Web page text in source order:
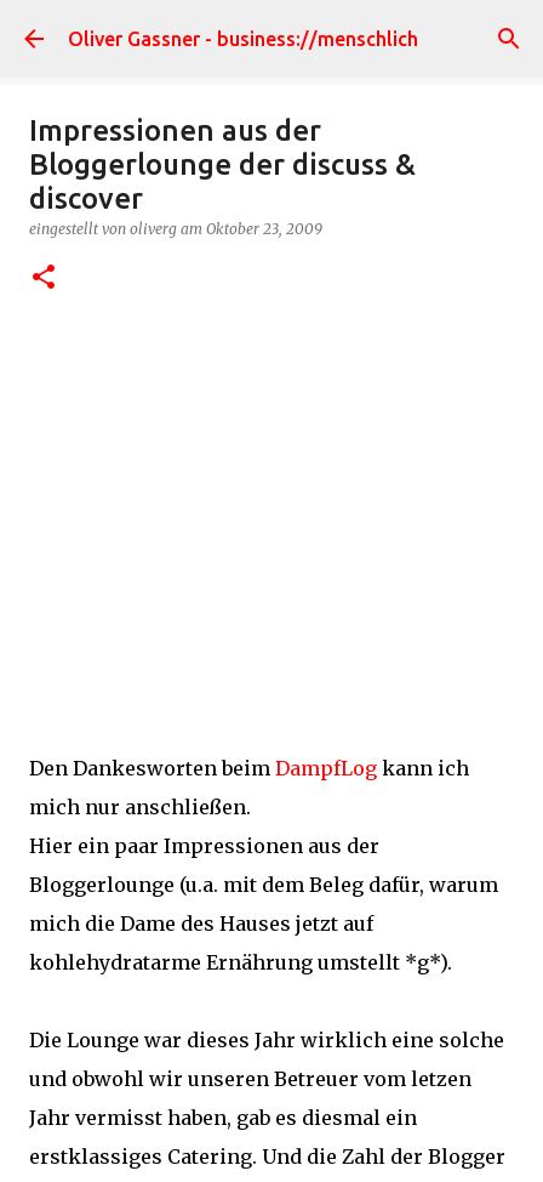
Direkt zum Hauptbereich
Oliver Gassner - business://menschlich
Impressionen aus der
Bloggerlounge der discuss &
discover
eingestellt von oliverg am Oktober 23, 2009
Den Dankesworten beim DampfLog kann ich
mich nur anschließen.
Hier ein paar Impressionen aus der
Bloggerlounge (u.a. mit dem Beleg dafür, warum
mich die Dame des Hauses jetzt auf
kohlehydratarme Ernährung umstellt *g*).
Die Lounge war dieses Jahr wirklich eine solche
und obwohl wir unseren Betreuer vom letzen
Jahr vermisst haben, gab es diesmal ein
erstklassiges Catering. Und die Zahl der Blogger